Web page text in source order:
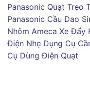
Panasonic Quạt Treo
Panasonic Cầu Dao
Nhôm Ameca Xe Đẩy
Điện Nhẹ Dụng Cụ
Cụ Dùng Điện Quạt